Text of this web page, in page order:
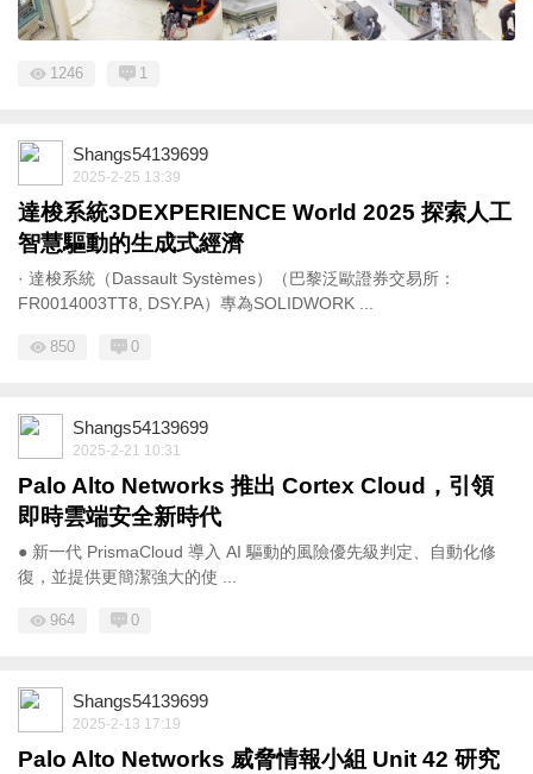
1246 1
Shangs54139699
2025-2-25 13:39
達梭系統3DEXPERIENCE World 2025 探索人工
智慧驅動的生成式經濟
· 達梭系統（Dassault Systèmes）（巴黎泛歐證券交易所：
FR0014003TT8, DSY.PA）專為SOLIDWORK ...
850 0
Shangs54139699
2025-2-21 10:31
Palo Alto Networks 推出 Cortex Cloud，引領
即時雲端安全新時代
● 新一代 PrismaCloud 導入 AI 驅動的風險優先級判定、自動化修
復，並提供更簡潔強大的使 ...
964 0
Shangs54139699
2025-2-13 17:19
Palo Alto Networks 威脅情報小組 Unit 42 研究